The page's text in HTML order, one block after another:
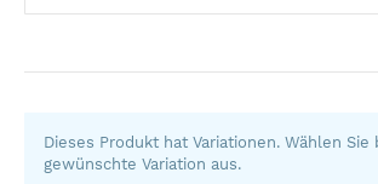
Dieses Produkt hat Variationen. Wählen Sie
gewünschte Variation aus.